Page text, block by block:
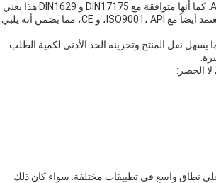
أنابيب الفولاذ الكربوني متوافقة مع معايير دولية مختلفة مثل ASTM A106 ، A53 ، و API 5L. كما أنها متوافقة مع DIN17175 و DIN1629.هذا يعني
أن المنتج يلبي متطلبات الصناعات المختلفة ويمكن استخدامه في تطبيقات مختلفةالمنتج معتمد أيضاً مع ISO9001، API، و CE، مما يضمن أنه يلبي
يسهل نقل المنتج وتخزينه.الحد الأدنى لكمية الطلب
الحصر:
على نطاق واسع في تطبيقات مختلفة. سواء كان ذلك